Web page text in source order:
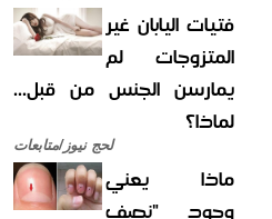
فتيات اليابان غير
المتزوجات لم
يمارسن الجنس من قبل...
لماذا؟
لحج نيوز/متابعات
ماذا يعني
وجود "نصف